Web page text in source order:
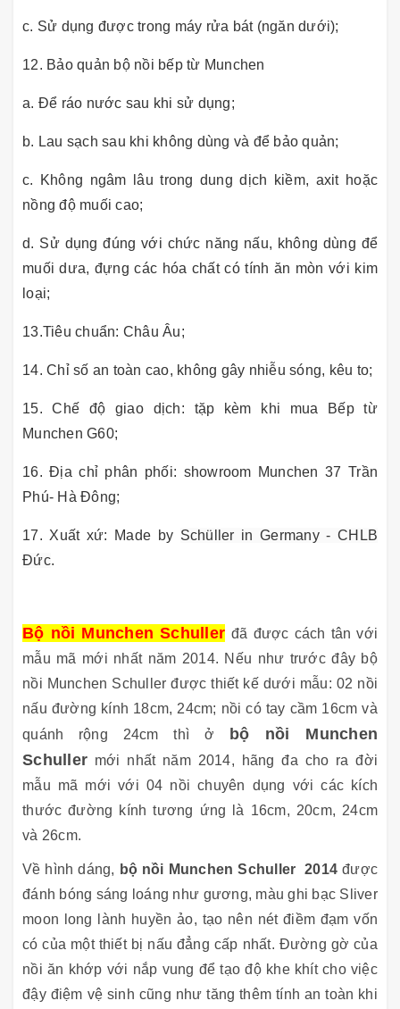
c. Sử dụng được trong máy rửa bát (ngăn dưới);
12. Bảo quản bộ nồi bếp từ Munchen
a. Để ráo nước sau khi sử dụng;
b. Lau sạch sau khi không dùng và để bảo quản;
c. Không ngâm lâu trong dung dịch kiềm, axit hoặc
nồng độ muối cao;
d. Sử dụng đúng với chức năng nấu, không dùng để
muối dưa, đựng các hóa chất có tính ăn mòn với kim
loại;
13.Tiêu chuẩn: Châu Âu;
14. Chỉ số an toàn cao, không gây nhiễu sóng, kêu to;
15. Chế độ giao dịch: tặp kèm khi mua Bếp từ
Munchen G60;
16. Địa chỉ phân phối: showroom Munchen 37 Trần
Phú- Hà Đông;
17. Xuất xứ: Made by Schüller in Germany - CHLB
Đức.
Bộ nồi Munchen Schuller đã được cách tân với
mẫu mã mới nhất năm 2014. Nếu như trước đây bộ
nồi Munchen Schuller được thiết kế dưới mẫu: 02 nồi
nấu đường kính 18cm, 24cm; nồi có tay cầm 16cm và
quánh rộng 24cm thì ở bộ nồi Munchen
Schuller mới nhất năm 2014, hãng đa cho ra đời
mẫu mã mới với 04 nồi chuyên dụng với các kích
thước đường kính tương ứng là 16cm, 20cm, 24cm
và 26cm.
Về hình dáng, bộ nồi Munchen Schuller 2014 được
đánh bóng sáng loáng như gương, màu ghi bạc Sliver
moon long lành huyền ảo, tạo nên nét điềm đạm vốn
có của một thiết bị nấu đẳng cấp nhất. Đường gờ của
nồi ăn khớp với nắp vung để tạo độ khe khít cho việc
đậy điệm vệ sinh cũng như tăng thêm tính an toàn khi